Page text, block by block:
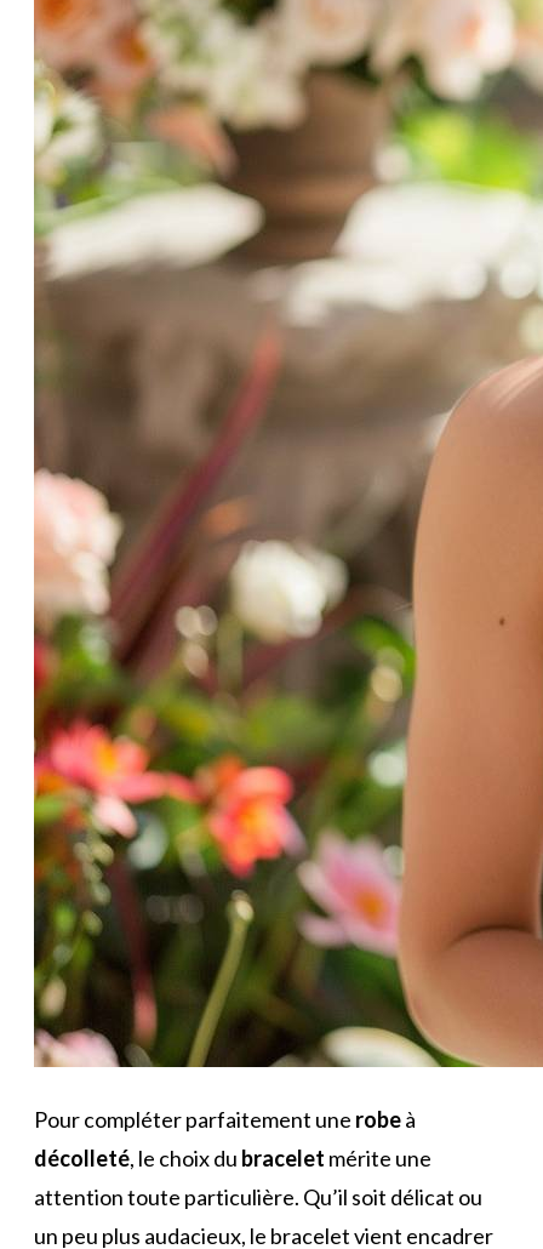
Pour compléter parfaitement une robeà
décolleté, le choix du bracelet mérite une
attention toute particulière. Qu’il soit délicat ou
un peu plus audacieux, le bracelet vient encadrer